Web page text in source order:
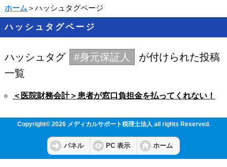
ホーム ＞ハッシュタグページ
ハッシュタグページ
ハッシュタグ #身元保証人
が付けられた投稿
一覧
＜医院財務会計＞患者が窓口負担金を払ってくれない！
Copyright© 2026 メディカルサポート税理士法人 all rights Reserved.
パネル PC 表示 ホーム